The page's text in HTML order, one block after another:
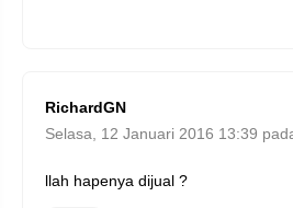
RichardGN
Selasa, 12 Januari 2016 13:39
llah hapenya dijual ?